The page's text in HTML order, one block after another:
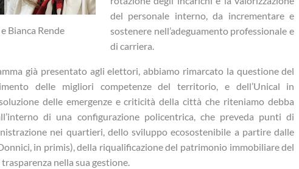
Bianca Rende
del personale interno, da incrementare e
sostenere nell’adeguamento professionale e
di carriera.
già presentato agli elettori, abbiamo rimarcato la questione del
delle migliori competenze del territorio, e dell’Unical in
delle emergenze e criticità della città che riteniamo debba
di una configurazione policentrica, che preveda punti di
nei quartieri, dello sviluppo ecosostenibile a partire dalle
in primis), della riqualificazione del patrimonio immobiliare del
nella sua gestione.